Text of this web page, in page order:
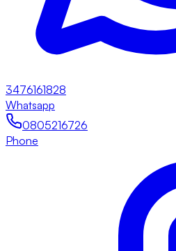
3476161828
Whatsapp
0805216726
Phone